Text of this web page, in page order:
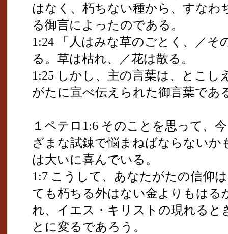
はなく、朽ちない種から、すなわ
る御言によったのである。
1:24 「人はみな草のごとく、／そ
る。草は枯れ、／花は散る。
1:25 しかし、主の言葉は、とこ
がたに宣べ伝えられた御言葉であ
１ペテロ1:6 そのことを思って、
ざまな試錬で悩まねばならない
は大いに喜んでいる。
1:7 こうして、あなたがたの信仰
ても朽ちる外はない金よりもはる
れ、イエス・キリストの現れると
とに変るであろう。